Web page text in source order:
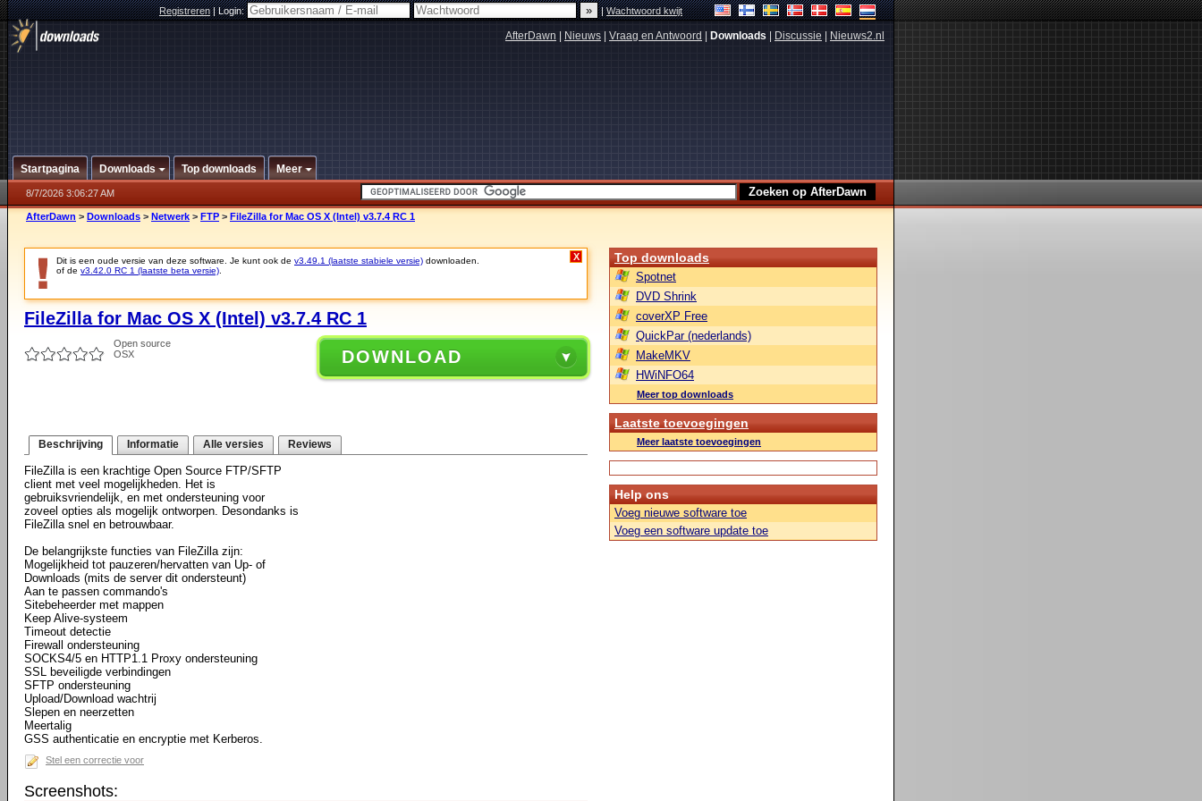
Registreren|Login: |Wachtwoord kwijt
AfterDawn Nieuws Vraag en Antwoord Downloads Discussie Nieuws2.nl
Startpagina Downloads Top downloads Meer
8/7/2026 3:06:27 AM
AfterDawn > Downloads > Netwerk > FTP > FileZilla for Mac OS X (Intel) v3.7.4 RC 1
Dit is een oude versie van deze software. Je kunt ook de v3.49.1 (laatste stabiele versie) downloaden.
of de v3.42.0 RC 1 (laatste beta versie)
X
FileZilla for Mac OS X (Intel) v3.7.4 RC 1
Open source
OSX
DOWNLOAD
Beschrijving Informatie Alle versies Reviews
FileZilla is een krachtige Open Source FTP/SFTP
client met veel mogelijkheden. Het is
gebruiksvriendelijk, en met ondersteuning voor
zoveel opties als mogelijk ontworpen. Desondanks is
FileZilla snel en betrouwbaar.
De belangrijkste functies van FileZilla zijn:
Mogelijkheid tot pauzeren/hervatten van Up- of
Downloads (mits de server dit ondersteunt)
Aan te passen commando's
Sitebeheerder met mappen
Keep Alive-systeem
Timeout detectie
Firewall ondersteuning
SOCKS4/5 en HTTP1.1 Proxy ondersteuning
SSL beveiligde verbindingen
SFTP ondersteuning
Upload/Download wachtrij
Slepen en neerzetten
Meertalig
GSS authenticatie en encryptie met Kerberos.
Stel een correctie voor
Screenshots:
Top downloads
Spotnet
DVD Shrink
coverXP Free
QuickPar (nederlands)
MakeMKV
HWiNFO64
Meer top downloads
Laatste toevoegingen
Meer laatste toevoegingen
Help ons
Voeg nieuwe software toe
Voeg een software update toe